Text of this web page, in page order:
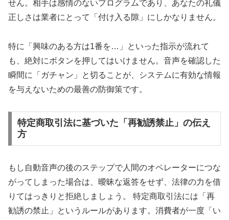
せん。相手は感情のないプログラムであり、あなたの礼儀
正しさは業者にとって「付け入る隙」にしかなりません。
特に「興味のある方は1番を…」といった指示が流れて
も、絶対にボタンを押してはいけません。音声を確認した
瞬間に「ガチャン」と切ることが、システムに有効な情報
を与えないための最善の防御策です。
特定商取引法に基づいた「再勧誘禁止」の伝え
方
もし自動音声の後のステップで人間のオペレーターにつな
がってしまった場合は、曖昧な返答をせず、法律の力を借
りてはっきりと拒絶しましょう。 特定商取引法には「再
勧誘の禁止」というルールがあります。消費者が一度「い